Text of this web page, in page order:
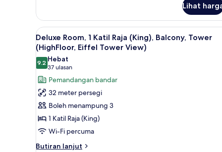
Tower
View)
Room,
Katil
Bujang
(Single)
(High
Floor,
Eiffel
Tower
View)
Lihat
Lihat
semua
foto
untuk
Deluxe
Room,
Katil
Raja
(King),
Balcony,
4
Deluxe Room, 1 Katil Raja (King), Balcony, Tower
(HighFloor, Eiffel Tower View)
9.29.2 daripada 10
Hebat
37 ulasan
(37
ulasan)
Pemandangan bandar
32 meter persegi
Boleh menampung 3
1 Katil Raja (King)
Wi-Fi percuma
Butiran lanjut
Butiran